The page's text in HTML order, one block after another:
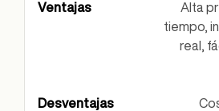
Alta
tiempo,
real,